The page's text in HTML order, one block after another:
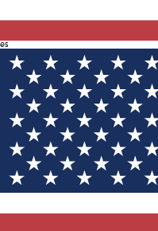
es
Abbie posee
una
combinación
perfecta de
experiencia en
educación
para el